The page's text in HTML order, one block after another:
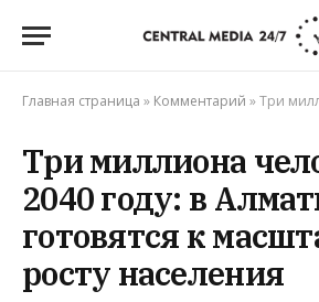
Главная страница » Комментарий »Три миллиона человек к
Три миллиона
2040 году: в
готовятся к
росту населения